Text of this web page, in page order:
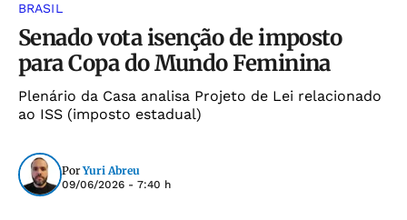
BRASIL
Senado vota isenção de imposto
para Copa do Mundo Feminina
Plenário da Casa analisa Projeto de Lei relacionado
ao ISS (imposto estadual)
Por Yuri Abreu
09/06/2026 - 7:40 h